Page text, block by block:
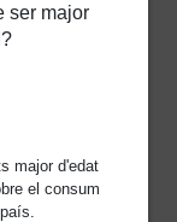
del
ser major
major d'edat
el consum